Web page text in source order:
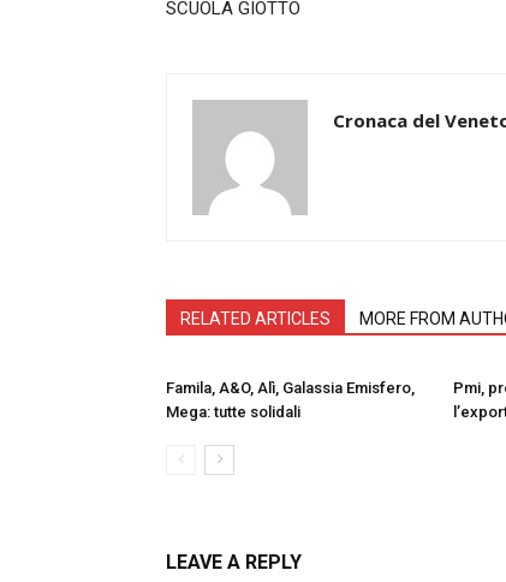
SCUOLA GIOTTO
Cronaca del
RELATED ARTICLES MORE FROM
Famila, A&O, Alì, Galassia Emisfero,
Mega: tutte solidali
Pmi,
LEAVE A REPLY